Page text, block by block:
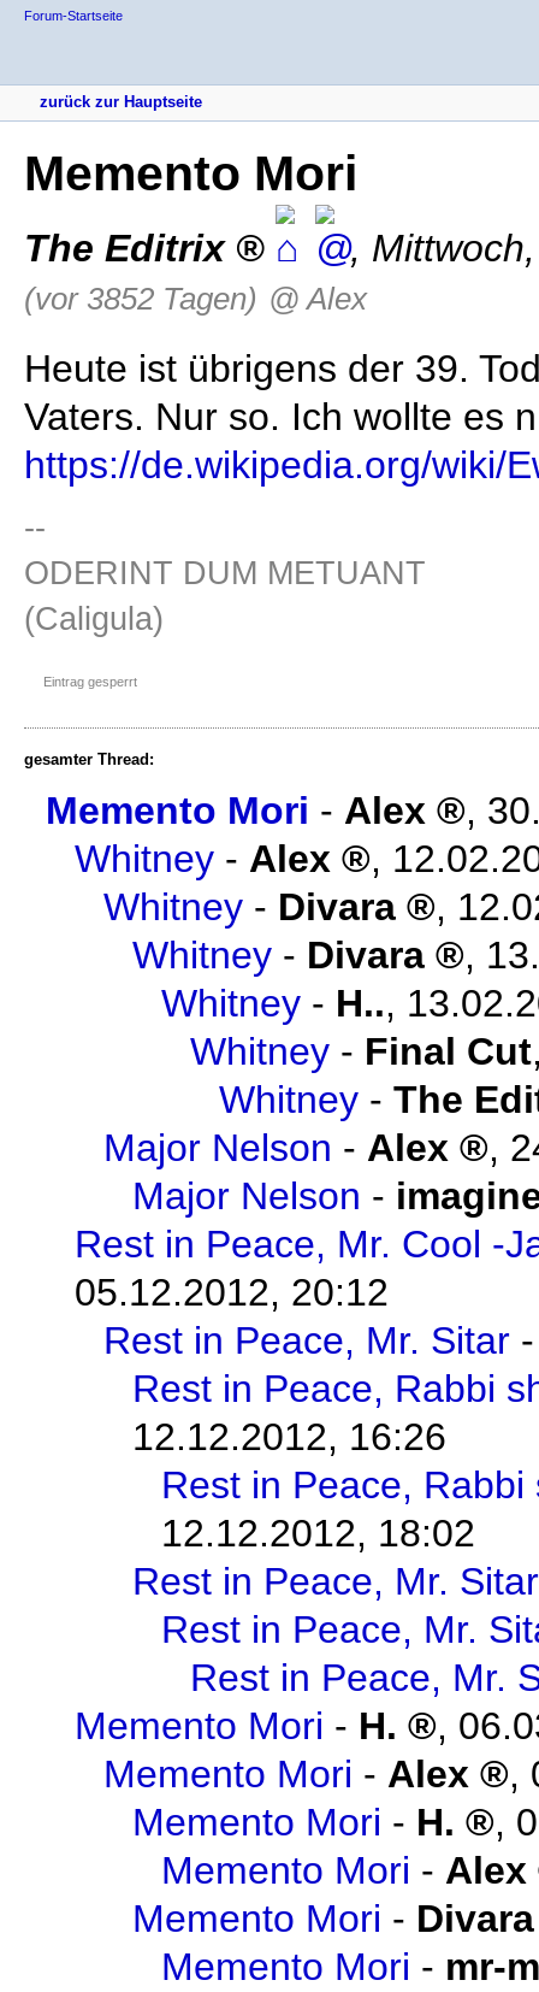
Forum-Startseite
zurück zur Hauptseite
Memento Mori
The Editrix ,
(vor 3852 Tagen) @ Alex
Heute ist übrigens der 39.
Vaters. Nur so. Ich wollte es
https://de.wikipedia.org/wiki/
--
ODERINT DUM METUANT
(Caligula)
Eintrag gesperrt
gesamter Thread:
Memento Mori - Alex ,
Whitney - Alex ,
Whitney - Divara ,
Whitney - Divara ,
Whitney - H..,
Whitney - Final Cut
Whitney - The
Major Nelson - Alex ,
Major Nelson -
Rest in Peace, Mr. Cool -
05.12.2012, 20:12
Rest in Peace, Mr. Sitar
Rest in Peace, Rabbi
12.12.2012, 16:26
Rest in Peace, Rabbi
12.12.2012, 18:02
Rest in Peace, Mr. Sitar
Rest in Peace, Mr.
Rest in Peace, Mr.
Memento Mori - H. ,
Memento Mori - Alex ,
Memento Mori - H. ,
Memento Mori - Alex
Memento Mori - Divara
Memento Mori - mr-